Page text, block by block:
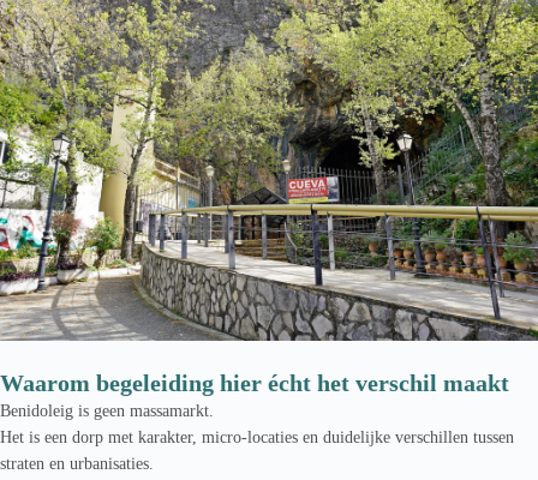
Waarom begeleiding hier écht het verschil maakt
Benidoleig is geen massamarkt.
Het is een dorp met karakter, micro-locaties en duidelijke verschillen tussen
straten en urbanisaties.